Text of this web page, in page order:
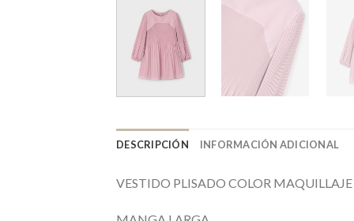
DESCRIPCIÓN INFORMACIÓN ADICIONAL
VESTIDO PLISADO COLOR MAQUILLAJE